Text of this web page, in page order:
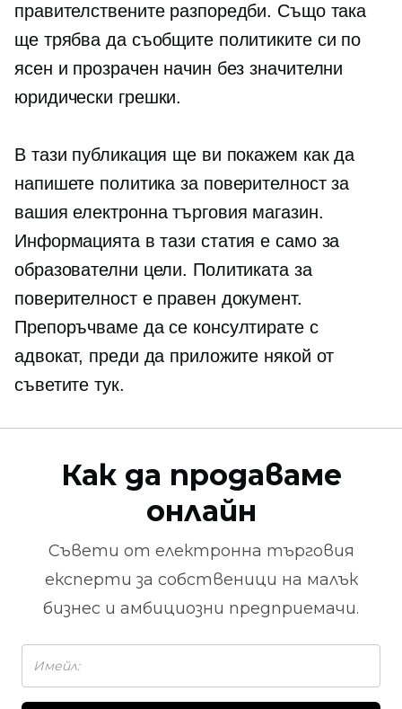
правителствените разпоредби. Също така
ще трябва да съобщите политиките си по
ясен и прозрачен начин без значителни
юридически грешки.
В тази публикация ще ви покажем как да
напишете политика за поверителност за
вашияелектронна търговия магазин.
Информацията в тази статия е само за
образователни цели. Политиката за
поверителност е правен документ.
Препоръчваме да се консултирате с
адвокат, преди да приложите някой от
съветите тук.
Как да продаваме
онлайн
Съвети от електронна търговия
експерти за собственици на малък
бизнес и амбициозни предприемачи.